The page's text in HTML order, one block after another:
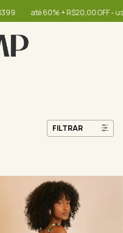
OFF - use o cupom OIBONITA
FILTRAR